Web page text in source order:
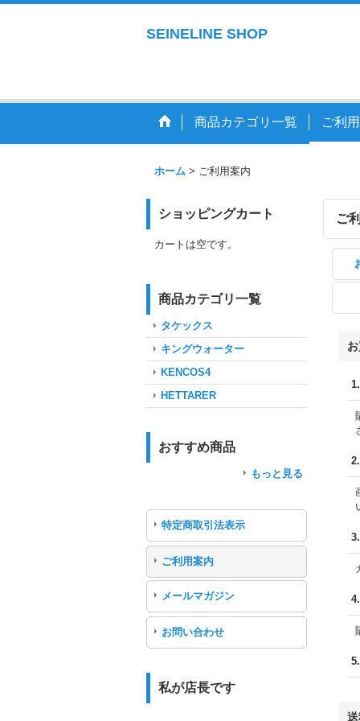
SEINELINE SHOP
商品カテゴリ一覧 ご利
ホーム > ご利用案内
ショッピングカート
カートは空です。
商品カテゴリ一覧
タケックス
キングウォーター
KENCOS4
HETTARER
おすすめ商品
もっと見る
特定商取引法表示
ご利用案内
メールマガジン
お問い合わせ
私が店長です
ご